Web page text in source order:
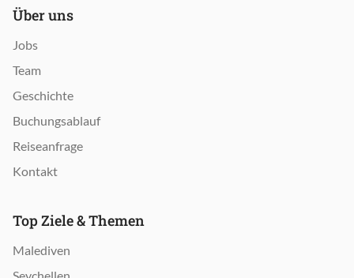
Über uns
Jobs
Team
Geschichte
Buchungsablauf
Reiseanfrage
Kontakt
Top Ziele & Themen
Malediven
Seychellen